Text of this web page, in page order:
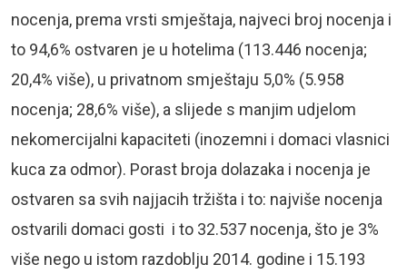
nocenja, prema vrsti smještaja, najveci broj nocenja i
to 94,6% ostvaren je u hotelima (113.446 nocenja;
20,4% više), u privatnom smještaju 5,0% (5.958
nocenja; 28,6% više), a slijede s manjim udjelom
nekomercijalni kapaciteti (inozemni i domaci vlasnici
kuca za odmor). Porast broja dolazaka i nocenja je
ostvaren sa svih najjacih tržišta i to: najviše nocenja
ostvarili domaci gosti i to 32.537 nocenja, što je 3%
više nego u istom razdoblju 2014. godine i 15.193